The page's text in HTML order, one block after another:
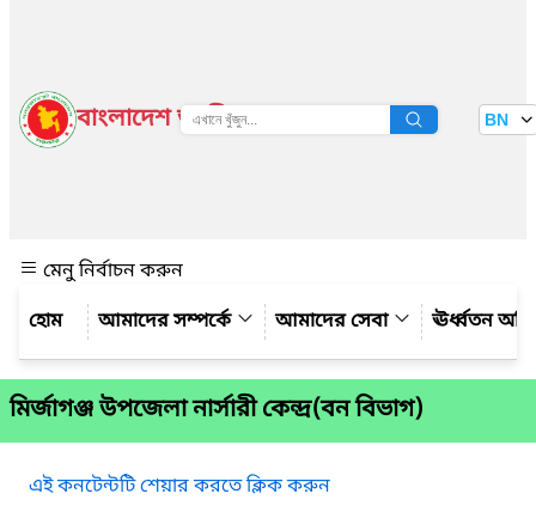
বাংলাদেশ জাতীয় তথ্য বাতায়ন BN
মেনু নির্বাচন করুন
আমাদের সম্পর্কে
আমাদের সেবা ঊর্ধ্বতন
মির্জাগঞ্জ উপজেলা নার্সারী কেন্দ্র(বন বিভাগ)
এই কনটেন্টটি শেয়ার করতে ক্লিক করুন